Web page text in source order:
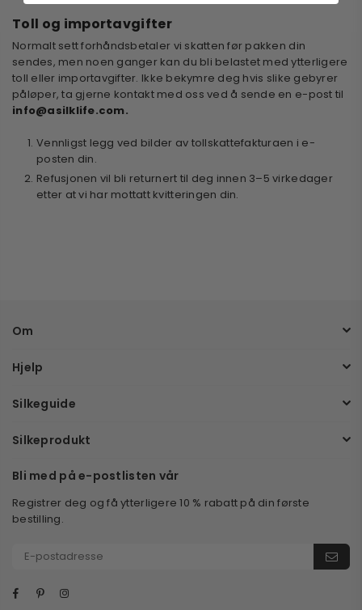
Toll og importavgifter
Normalt sett forhåndsbetaler vi skatten før pakken din
sendes, men noen ganger kan du bli belastet med ytterligere
toll eller importavgifter. Ikke bekymre deg hvis slike gebyrer
påløper, ta gjerne kontakt med oss ​​ved å sende en e-post til
info@asilklife.com.
Vennligst legg ved bilder av tollskattefakturaen i e-
posten din.
Refusjonen vil bli returnert til deg innen 3–5 virkedager
etter at vi har mottatt kvitteringen din.
Om
Hjelp
Silkeguide
Silkeprodukt
Bli med på e-postlisten vår
Registrer deg og få ytterligere 10 % rabatt på din første
bestilling.
FacebookPinterest